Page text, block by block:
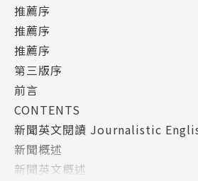
本書作者──臺灣師範大學翻譯研
感於目前市面上以「新聞英文」為
目，但大多只是提供文章的翻譯和
只提供中英文的新聞詞彙對照，因
經濟評論》、非凡電視台、《經濟
譯的實務經驗，結合英語教學的專
坊間少數「經由透析文體原理，以
力」的專書。
推薦序
推薦序
推薦序
第三版序
前言
CONTENTS
新聞英文閱讀 Journalistic
新聞概述
新聞英文概述